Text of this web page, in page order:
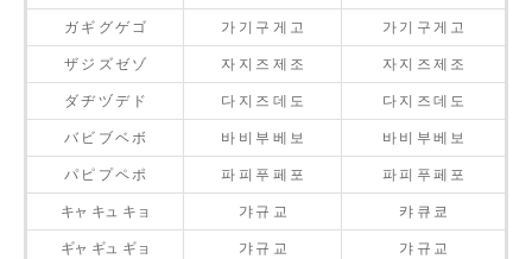
ガ ギ グ ゲ ゴ 가 기 구 게 고 가 기 구 게 고
ザ ジ ズ ゼ ゾ 자 지 즈 제 조 자 지 즈 제 조
ダ ヂ ヅ デ ド 다 지 즈 데 도 다 지 즈 데 도
バ ビ ブ ベ ボ 바 비 부 베 보 바 비 부 베 보
パ ピ プ ペ ポ 파 피 푸 페 포 파 피 푸 페 포
キャ キュ キョ 갸 규 교 캬 큐 쿄
ギャ ギュ ギョ 갸 규 교 갸 규 교